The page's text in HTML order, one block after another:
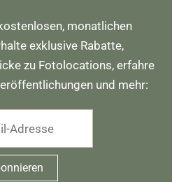
monatlichen
exklusive Rabatte,
zu Fotolocations, erfahre
und mehr: